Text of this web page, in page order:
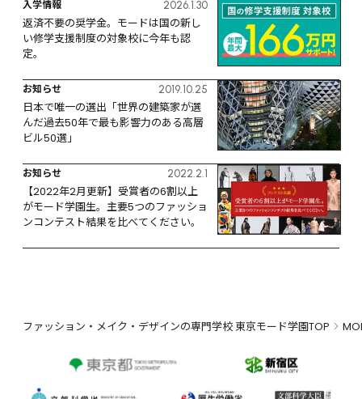
入学情報 2026.1.30
返済不要の奨学金。モードは国の新し
い修学支援制度の対象校に今年も認
定。
お知らせ 2019.10.25
日本で唯一の選出「世界の建築家が選
んだ過去50年で最も影響力のある高層
ビル50選」
お知らせ 2022.2.1
【2022年2月更新】受賞者の6割以上
がモード学園生。主要5つのファッショ
ンコンテスト結果を比べてください。
ファッション・メイク・デザインの専門学校 東京モード学園TOP